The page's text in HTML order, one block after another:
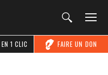
FAIRE UN DON
1 CLIC